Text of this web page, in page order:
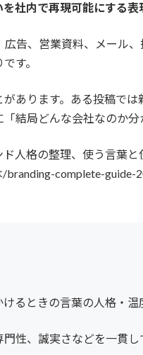
社内で再現可能にする表
広告、営業資料、メー
す。
あります。ある投稿で
結局どんな会社なのか分
人格の整理、使う言葉
complete-guide-
るときの言葉の人格・温
性、誠実さなどを一貫し